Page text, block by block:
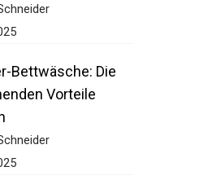
Bettwäsche: Die
Vorteile